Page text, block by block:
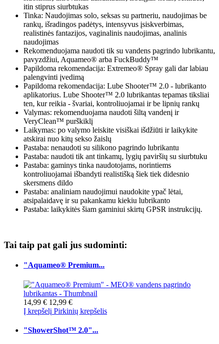
itin stiprus siurbtukas
Tinka: Naudojimas solo, seksas su partneriu, naudojimas be
rankų, išradingos padėtys, intensyvus įsiskverbimas,
realistinės fantazijos, vaginalinis naudojimas, analinis
naudojimas
Rekomenduojama naudoti tik su vandens pagrindo lubrikantu,
pavyzdžiui, Aquameo® arba FuckBuddy™
Papildoma rekomendacija: Extremeo® Spray gali dar labiau
palengvinti įvedimą
Papildoma rekomendacija: Lube Shooter™ 2.0 - lubrikanto
aplikatorius. Lube Shooter™ 2.0 lubrikantas tepamas tiksliai
ten, kur reikia - švariai, kontroliuojamai ir be lipnių rankų
Valymas: rekomenduojama naudoti šiltą vandenį ir
VeryClean™ purškiklį
Laikymas: po valymo leiskite visiškai išdžiūti ir laikykite
atskirai nuo kitų sekso žaislų
Pastaba: nenaudoti su silikono pagrindo lubrikantu
Pastaba: naudoti tik ant tinkamų, lygių paviršių su siurbtuku
Pastaba: gaminys tinka naudotojams, norintiems
kontroliuojamai išbandyti realistišką šiek tiek didesnio
skersmens dildo
Pastaba: analiniam naudojimui naudokite ypač lėtai,
atsipalaidavę ir su pakankamu kiekiu lubrikanto
Pastaba: laikykitės šiam gaminiui skirtų GPSR instrukcijų.
Tai taip pat gali jus sudominti:
"Aquameo® Premium...
14,99 € 12,99 €
Į krepšelį Pirkinių krepšelis
"ShowerShot™ 2.0"...